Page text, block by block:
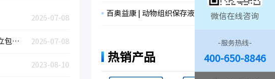
2026-07-08
2026-07-08
13mm,0.22µm一次性针头式滤器,无菌独立包装，亲水PES膜
2023-08-10
百奥益康 | 动物组织保存液
热销产品
微信在线咨询
-服务热线-
400-650-8846